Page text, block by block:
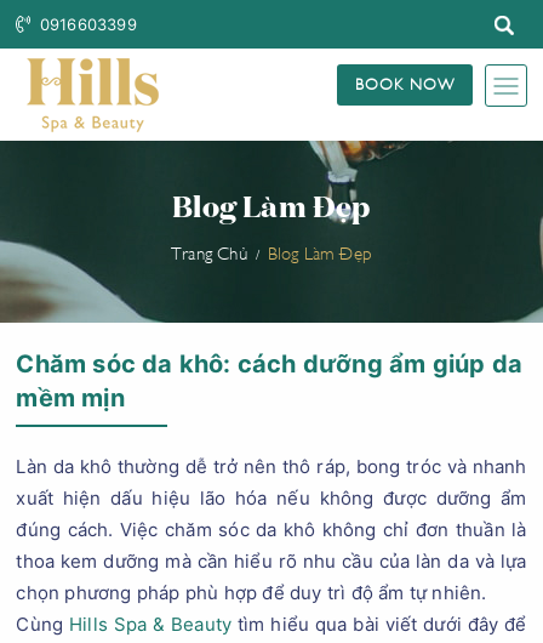
0916603399
BOOK NOW
Blog Làm Đẹp
Trang Chủ Blog Làm Đẹp
Chăm sóc da khô: cách dưỡng ẩm giúp da
mềm mịn
Làn da khô thường dễ trở nên thô ráp, bong tróc và nhanh
xuất hiện dấu hiệu lão hóa nếu không được dưỡng ẩm
đúng cách. Việc chăm sóc da khô không chỉ đơn thuần là
thoa kem dưỡng mà cần hiểu rõ nhu cầu của làn da và lựa
chọn phương pháp phù hợp để duy trì độ ẩm tự nhiên.
Cùng Hills Spa & Beauty tìm hiểu qua bài viết dưới đây để